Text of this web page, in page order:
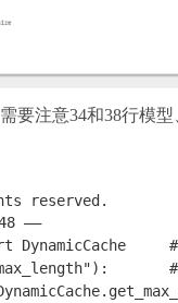
需要注意34和38行模
reserved.
——
DynamicCache
):